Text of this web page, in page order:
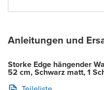
Anleitungen und
Storke Edge hängender
52 cm, Schwarz matt, 1